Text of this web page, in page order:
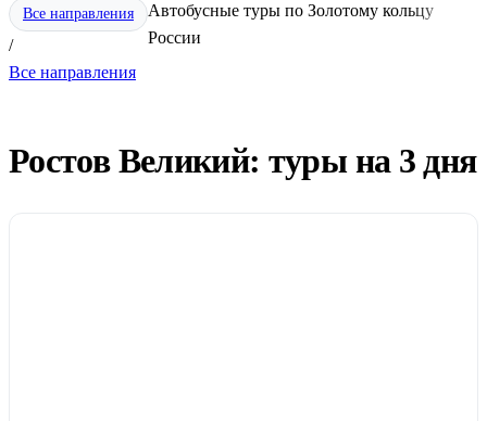
Все направления
/
Автобусные туры по Золотому кольцу
России
Все направления
Ростов Великий: туры на 3 дня